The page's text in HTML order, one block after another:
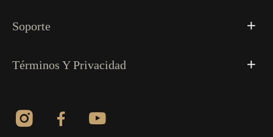
Soporte
Términos Y Privacidad